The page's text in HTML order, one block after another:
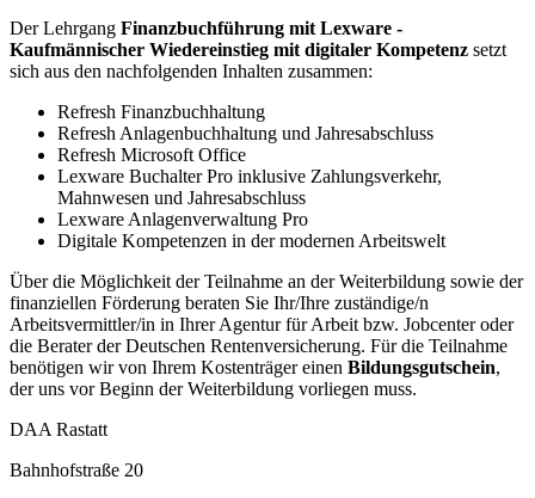
Der Lehrgang Finanzbuchführung mit Lexware -
Kaufmännischer Wiedereinstieg mit digitaler Kompetenz setzt
sich aus den nachfolgenden Inhalten zusammen:
Refresh Finanzbuchhaltung
Refresh Anlagenbuchhaltung und Jahresabschluss
Refresh Microsoft Office
Lexware Buchalter Pro inklusive Zahlungsverkehr,
Mahnwesen und Jahresabschluss
Lexware Anlagenverwaltung Pro
Digitale Kompetenzen in der modernen Arbeitswelt
Über die Möglichkeit der Teilnahme an der Weiterbildung sowie der
finanziellen Förderung beraten Sie Ihr/Ihre zuständige/n
Arbeitsvermittler/in in Ihrer Agentur für Arbeit bzw. Jobcenter oder
die Berater der Deutschen Rentenversicherung. Für die Teilnahme
benötigen wir von Ihrem Kostenträger einen Bildungsgutschein,
der uns vor Beginn der Weiterbildung vorliegen muss.
DAA Rastatt
Bahnhofstraße 20